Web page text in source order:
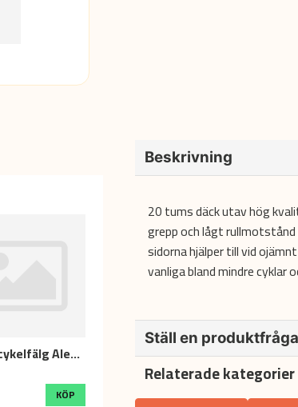
Fälg / cykelfälg Alexrims DH19 / 20" / 13G x 36H
KÖP
Beskrivning
20 tums däck utav hög
grepp och lågt
sidorna hjälper till vid
vanliga bland mindre cyklar
Ställ en produktfråga
question
Fråga oss något om denna
Relaterade kategorier